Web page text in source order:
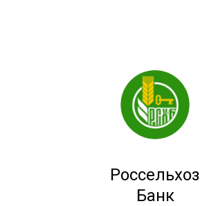
Россельхоз
Банк